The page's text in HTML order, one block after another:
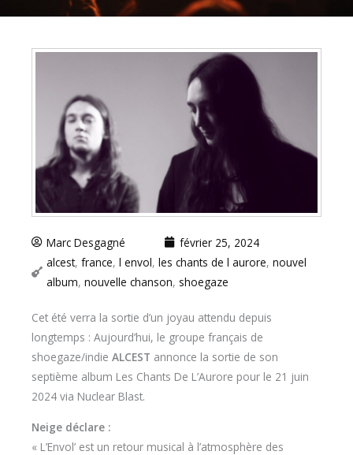
Marc Desgagné
février 25, 2024
alcest, france, l envol, les chants de l aurore, nouvel
album, nouvelle chanson, shoegaze
Cet été verra la sortie d’un joyau attendu depuis
longtemps : Aujourd’hui, le groupe français de
shoegaze/indie ALCEST annonce la sortie de son
septième album Les Chants De L’Aurore pour le 21 juin
2024 via Nuclear Blast.
Neige déclare :
« L’Envol’ est un retour musical à l’atmosphère des